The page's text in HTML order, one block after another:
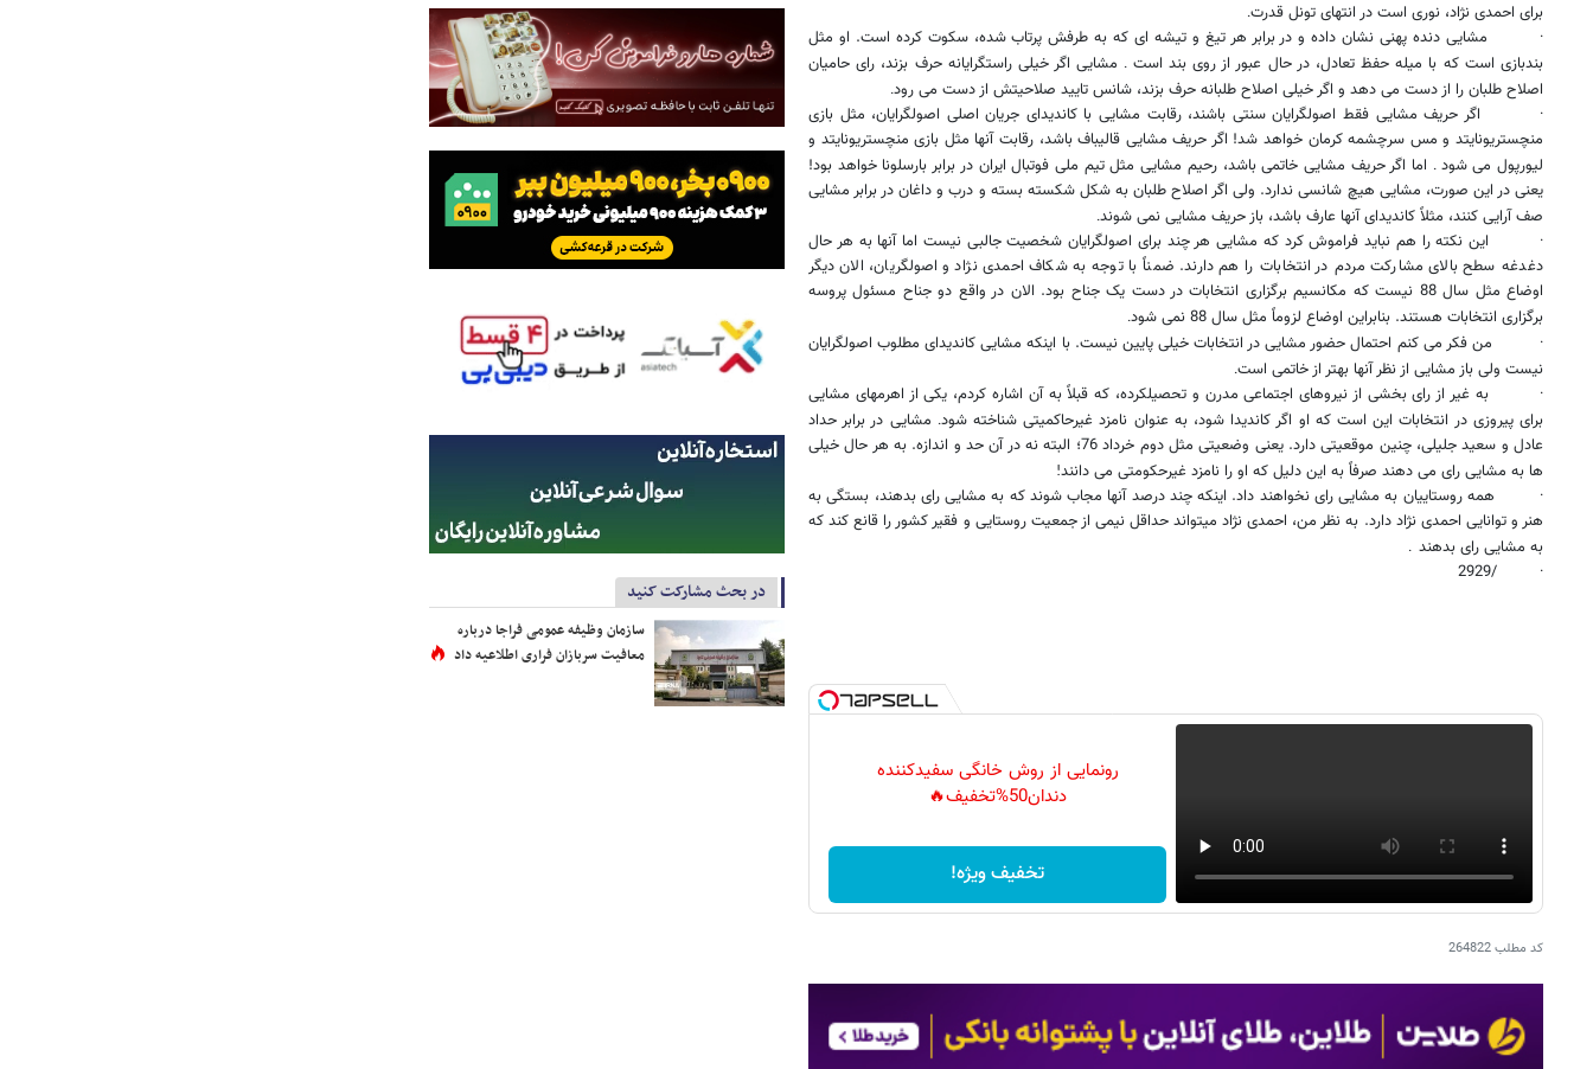
برای احمدی نژاد، نوری است در انتهای تونل قدرت.
·
مشایی دنده پهنی نشان داده و در برابر هر تیغ و تیشه ای که به طرفش پرتاب شده، سکوت کرده است. او مثل
بندبازی است که با میله حفظ تعادل، در حال عبور از روی بند است . مشایی اگر خیلی راستگرایانه حرف بزند، رای حامیان
اصلاح طلبان را از دست می دهد و اگر خیلی اصلاح طلبانه حرف بزند، شانس تایید صلاحیتش از دست می رود.
·
اگر حریف مشایی فقط اصولگرایان سنتی باشند، رقابت مشایی با کاندیدای جریان اصلی اصولگرایان، مثل بازی
منچستریونایتد و مس سرچشمه کرمان خواهد شد! اگر حریف مشایی قالیباف باشد، رقابت آنها مثل بازی منچستریونایتد و
لیورپول می شود . اما اگر حریف مشایی خاتمی باشد، رحیم مشایی مثل تیم ملی فوتبال ایران در برابر بارسلونا خواهد بود!
یعنی در این صورت، مشایی هیچ شانسی ندارد. ولی اگر اصلاح طلبان به شکل شکسته بسته و درب و داغان در برابر مشایی
صف آرایی کنند، مثلاً کاندیدای آنها عارف باشد، باز حریف مشایی نمی شوند.
·
این نکته را هم نباید فراموش کرد که مشایی هر چند برای اصولگرایان شخصیت جالبی نیست اما آنها به هر حال
دغدغه سطح بالای مشارکت مردم در انتخابات را هم دارند. ضمناً با توجه به شکاف احمدی نژاد و اصولگریان، الان دیگر
اوضاع مثل سال 88 نیست که مکانسیم برگزاری انتخابات در دست یک جناح بود. الان در واقع دو جناح مسئول پروسه
برگزاری انتخابات هستند. بنابراین اوضاع لزوماً مثل سال 88 نمی شود
.
·
من فکر می کنم احتمال حضور مشایی در انتخابات خیلی پایین نیست. با اینکه مشایی کاندیدای مطلوب اصولگرایان
نیست ولی باز مشایی از نظر آنها بهتر از خاتمی است.
·
به غیر از رای بخشی از نیروهای اجتماعی مدرن و تحصیلکرده، که قبلاً به آن اشاره کردم، یکی از اهرمهای مشایی
برای پیروزی در انتخابات این است که او اگر کاندیدا شود، به عنوان نامزد غیرحاکمیتی شناخته شود. مشایی در برابر حداد
عادل و سعید جلیلی، چنین موقعیتی دارد. یعنی وضعیتی مثل دوم خرداد 76؛ البته نه در آن حد و اندازه. به هر حال خیلی
ها به مشایی رای می دهند صرفاً به این دلیل که او را نامزد غیرحکومتی می دانند!
·
همه روستاییان به مشایی رای نخواهند داد. اینکه چند درصد آنها مجاب شوند که به مشایی رای بدهند، بستگی به
هنر و توانایی احمدی نژاد دارد. به نظر من، احمدی نژاد مي​تواند حداقل نیمی از جمعیت روستایی و فقیر کشور را قانع کند که
به مشایی رای بدهند .
·
/2929
رونمایی از روش خانگی سفیدکننده
دندان50%تخفیف🔥
تخفیف ویژه!
کد مطلب264822
در بحث مشارکت کنید
سازمان وظیفه عمومی فراجا درباره
معافیت سربازان فراری اطلاعیه داد